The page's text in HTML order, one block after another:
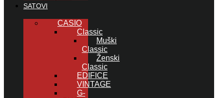
SATOVI
CASIO
Classic
Muški
Classic
Ženski
Classic
EDIFICE
VINTAGE
G-